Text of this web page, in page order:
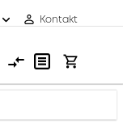
Kontakt